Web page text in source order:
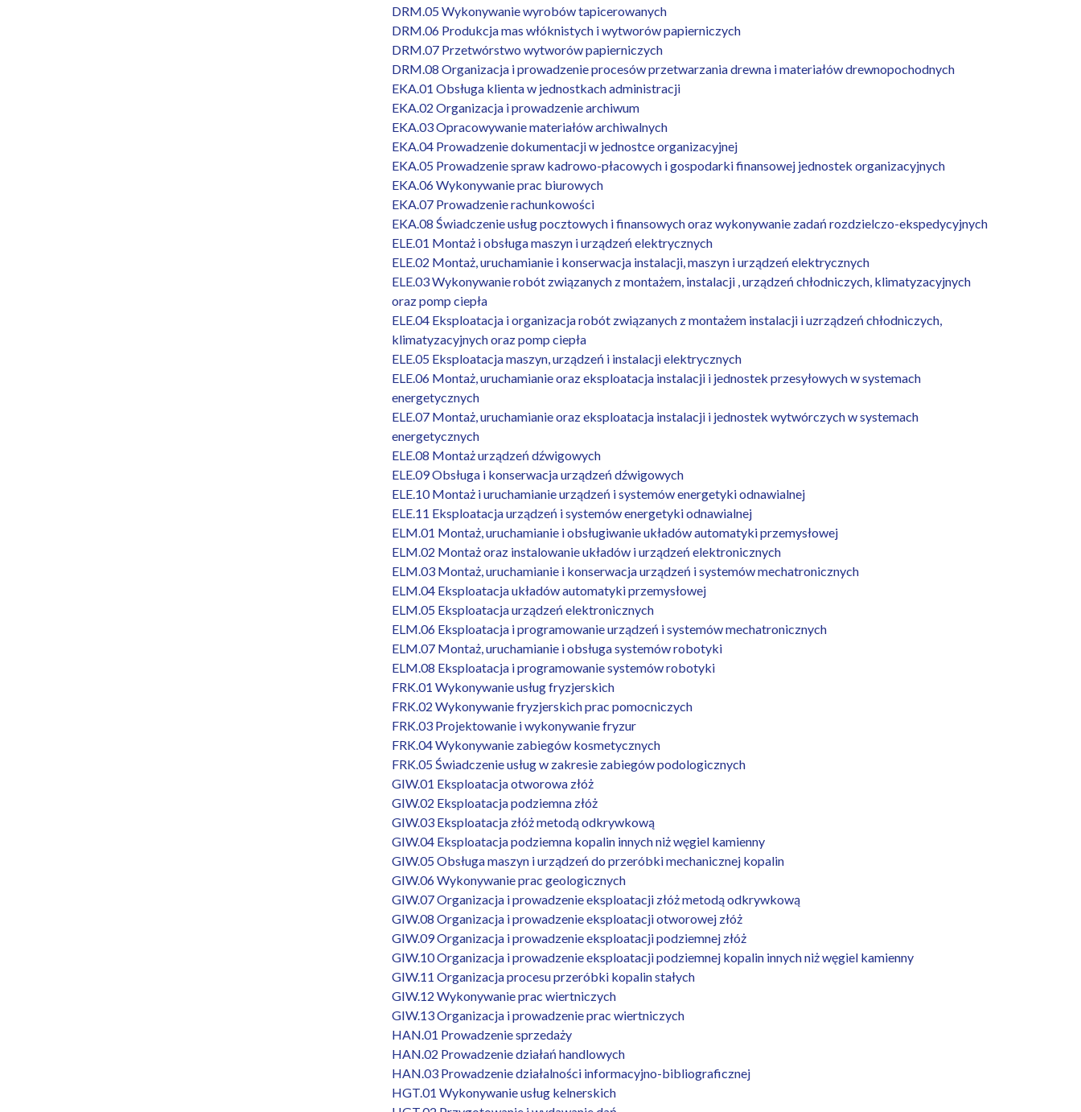
DRM.05 Wykonywanie wyrobów tapicerowanych
DRM.06 Produkcja mas włóknistych i wytworów papierniczych
DRM.07 Przetwórstwo wytworów papierniczych
DRM.08 Organizacja i prowadzenie procesów przetwarzania drewna i materiałów drewnopochodnych
EKA.01 Obsługa klienta w jednostkach administracji
EKA.02 Organizacja i prowadzenie archiwum
EKA.03 Opracowywanie materiałów archiwalnych
EKA.04 Prowadzenie dokumentacji w jednostce organizacyjnej
EKA.05 Prowadzenie spraw kadrowo-płacowych i gospodarki finansowej jednostek organizacyjnych
EKA.06 Wykonywanie prac biurowych
EKA.07 Prowadzenie rachunkowości
EKA.08 Świadczenie usług pocztowych i finansowych oraz wykonywanie zadań rozdzielczo-ekspedycyjnych
ELE.01 Montaż i obsługa maszyn i urządzeń elektrycznych
ELE.02 Montaż, uruchamianie i konserwacja instalacji, maszyn i urządzeń elektrycznych
ELE.03 Wykonywanie robót związanych z montażem, instalacji , urządzeń chłodniczych, klimatyzacyjnych
oraz pomp ciepła
ELE.04 Eksploatacja i organizacja robót związanych z montażem instalacji i uzrządzeń chłodniczych,
klimatyzacyjnych oraz pomp ciepła
ELE.05 Eksploatacja maszyn, urządzeń i instalacji elektrycznych
ELE.06 Montaż, uruchamianie oraz eksploatacja instalacji i jednostek przesyłowych w systemach
energetycznych
ELE.07 Montaż, uruchamianie oraz eksploatacja instalacji i jednostek wytwórczych w systemach
energetycznych
ELE.08 Montaż urządzeń dźwigowych
ELE.09 Obsługa i konserwacja urządzeń dźwigowych
ELE.10 Montaż i uruchamianie urządzeń i systemów energetyki odnawialnej
ELE.11 Eksploatacja urządzeń i systemów energetyki odnawialnej
ELM.01 Montaż, uruchamianie i obsługiwanie układów automatyki przemysłowej
ELM.02 Montaż oraz instalowanie układów i urządzeń elektronicznych
ELM.03 Montaż, uruchamianie i konserwacja urządzeń i systemów mechatronicznych
ELM.04 Eksploatacja układów automatyki przemysłowej
ELM.05 Eksploatacja urządzeń elektronicznych
ELM.06 Eksploatacja i programowanie urządzeń i systemów mechatronicznych
ELM.07 Montaż, uruchamianie i obsługa systemów robotyki
ELM.08 Eksploatacja i programowanie systemów robotyki
FRK.01 Wykonywanie usług fryzjerskich
FRK.02 Wykonywanie fryzjerskich prac pomocniczych
FRK.03 Projektowanie i wykonywanie fryzur
FRK.04 Wykonywanie zabiegów kosmetycznych
FRK.05 Świadczenie usług w zakresie zabiegów podologicznych
GIW.01 Eksploatacja otworowa złóż
GIW.02 Eksploatacja podziemna złóż
GIW.03 Eksploatacja złóż metodą odkrywkową
GIW.04 Eksploatacja podziemna kopalin innych niż węgiel kamienny
GIW.05 Obsługa maszyn i urządzeń do przeróbki mechanicznej kopalin
GIW.06 Wykonywanie prac geologicznych
GIW.07 Organizacja i prowadzenie eksploatacji złóż metodą odkrywkową
GIW.08 Organizacja i prowadzenie eksploatacji otworowej złóż
GIW.09 Organizacja i prowadzenie eksploatacji podziemnej złóż
GIW.10 Organizacja i prowadzenie eksploatacji podziemnej kopalin innych niż węgiel kamienny
GIW.11 Organizacja procesu przeróbki kopalin stałych
GIW.12 Wykonywanie prac wiertniczych
GIW.13 Organizacja i prowadzenie prac wiertniczych
HAN.01 Prowadzenie sprzedaży
HAN.02 Prowadzenie działań handlowych
HAN.03 Prowadzenie działalności informacyjno-bibliograficznej
HGT.01 Wykonywanie usług kelnerskich